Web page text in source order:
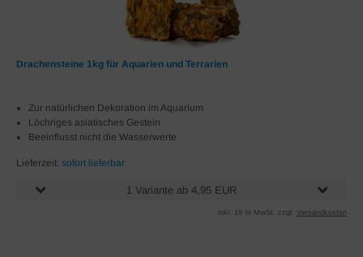
Drachensteine 1kg für Aquarien und Terrarien
Zur natürlichen Dekoration im Aquarium
Löchriges asiatisches Gestein
Beeinflusst nicht die Wasserwerte
Lieferzeit: sofort lieferbar
1 Variante ab 4,95 EUR
inkl. 19 % MwSt. zzgl. Versandkosten